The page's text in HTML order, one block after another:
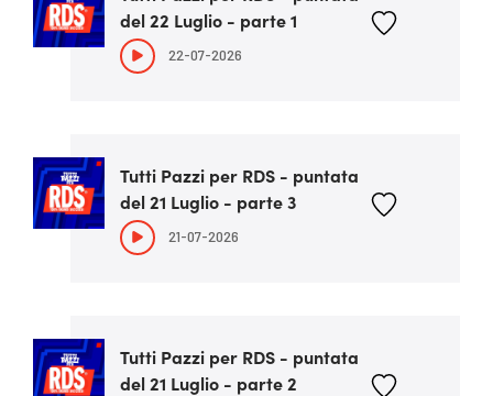
del 22 Luglio - parte 1
22-07-2026
Tutti Pazzi per RDS - puntata
del 21 Luglio - parte 3
21-07-2026
Tutti Pazzi per RDS - puntata
del 21 Luglio - parte 2